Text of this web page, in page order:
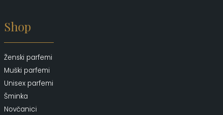
Shop
Ženski parfemi
Muški parfemi
Unisex parfemi
Šminka
Novčanici